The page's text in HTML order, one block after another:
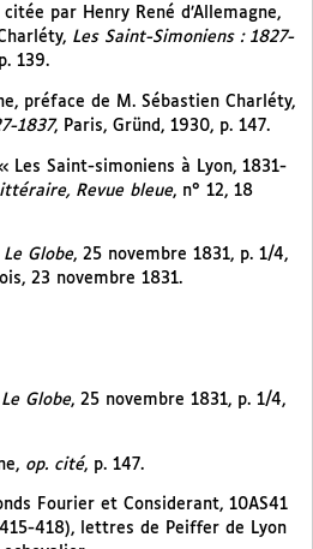
par Henry René d’Allemagne,
Les Saint-Simoniens : 1827-
139.
préface de M. Sébastien Charléty,
1837, Paris, Gründ, 1930, p. 147.
Les Saint-simoniens à Lyon, 1831-
Revue bleue, n° 12, 18
Le Globe, 25 novembre 1831, p. 1/4,
23 novembre 1831.
Le Globe, 25 novembre 1831, p. 1/4,
op. cité, p. 147.
Fourier et Considerant, 10AS41
418), lettres de Peiffer de Lyon